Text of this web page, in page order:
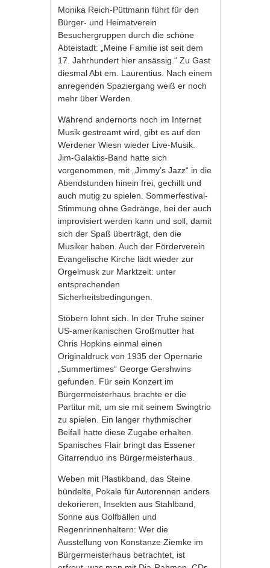
Monika Reich-Püttmann führt für den
Bürger- und Heimatverein
Besuchergruppen durch die schöne
Abteistadt: „Meine Familie ist seit dem
17. Jahrhundert hier ansässig.“ Zu Gast
diesmal Abt em. Laurentius. Nach einem
anregenden Spaziergang weiß er noch
mehr über Werden.
Während andernorts noch im Internet
Musik gestreamt wird, gibt es auf den
Werdener Wiesn wieder Live-Musik.
Jim-Galaktis-Band hatte sich
vorgenommen, mit „Jimmy’s Jazz“ in die
Abendstunden hinein frei, gechillt und
auch mutig zu spielen. Sommerfestival-
Stimmung ohne Gedränge, bei der auch
improvisiert werden kann und soll, damit
sich der Spaß überträgt, den die
Musiker haben. Auch der Förderverein
Evangelische Kirche lädt wieder zur
Orgelmusk zur Marktzeit: unter
entsprechenden
Sicherheitsbedingungen.
Stöbern lohnt sich. In der Truhe seiner
US-amerikanischen Großmutter hat
Chris Hopkins einmal einen
Originaldruck von 1935 der Opernarie
„Summertimes“ George Gershwins
gefunden. Für sein Konzert im
Bürgermeisterhaus brachte er die
Partitur mit, um sie mit seinem Swingtrio
zu spielen. Ein langer rhythmischer
Beifall hatte diese Zugabe erhalten.
Spanisches Flair bringt das Essener
Gitarrenduo ins Bürgermeisterhaus.
Weben mit Plastikband, das Steine
bündelte, Pokale für Autorennen anders
dekorieren, Insekten aus Stahlband,
Sonne aus Golfbällen und
Regenrinnenhaltern: Wer die
Ausstellung von Konstanze Ziemke im
Bürgermeisterhaus betrachtet, ist